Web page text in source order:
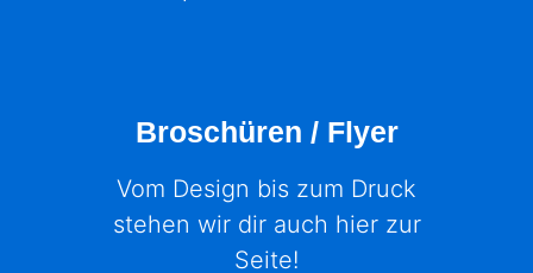
Broschüren / Flyer
Vom Design bis zum Druck
stehen wir dir auch hier zur
Seite!